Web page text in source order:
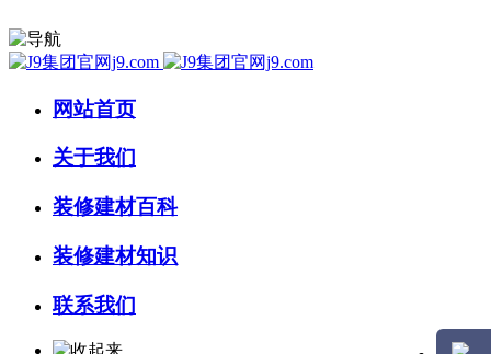
网站首页
关于我们
装修建材百科
装修建材知识
联系我们